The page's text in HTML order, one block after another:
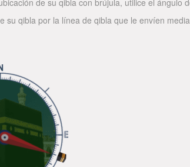
de su qibla con brújula, utilice el ángulo
qibla por la línea de qibla que le envíen